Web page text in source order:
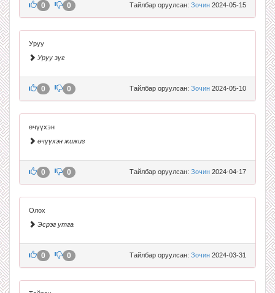
Тайлбар оруулсан: Зочин 2024-05-15
0 0
Уруу
Уруу зүг
Тайлбар оруулсан: Зочин 2024-05-10
0 0
өчүүхэн
өчүүхэн жижиг
Тайлбар оруулсан: Зочин 2024-04-17
0 0
Олох
Эсрэг утга
Тайлбар оруулсан: Зочин 2024-03-31
0 0